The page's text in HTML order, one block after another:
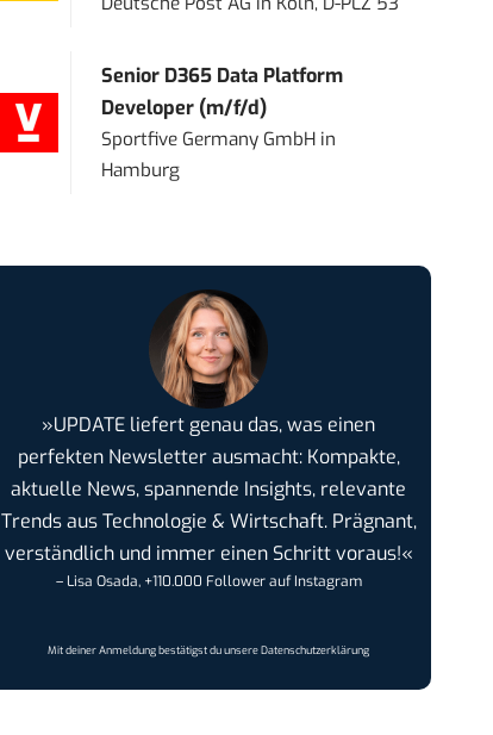
Senior D365 Data Platform
Developer (m/f/d)
Sportfive Germany GmbH in
Hamburg
»UPDATE liefert genau das, was einen
perfekten Newsletter ausmacht: Kompakte,
aktuelle News, spannende Insights, relevante
Trends aus Technologie & Wirtschaft. Prägnant,
verständlich und immer einen Schritt voraus!«
– Lisa Osada, +110.000 Follower auf Instagram
Mit deiner Anmeldung bestätigst du unsereDatenschutzerklärung